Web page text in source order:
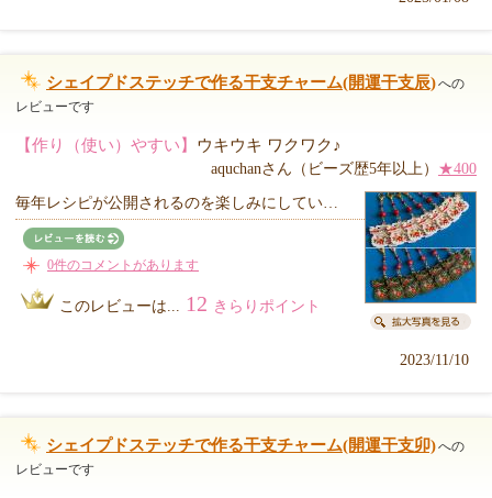
シェイプドステッチで作る干支チャーム(開運干支辰)への
レビューです
【作り（使い）やすい】 ウキウキ ワクワク♪
aquchanさん（ビーズ歴5年以上） ★400
毎年レシピが公開されるのを楽しみにしてい…
0件のコメントがあります
このレビューは... 12 きらりポイント
2023/11/10
シェイプドステッチで作る干支チャーム(開運干支卯)への
レビューです